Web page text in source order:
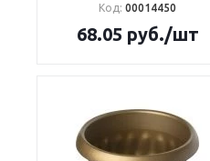
Код: 00014450
68.05 руб./шт